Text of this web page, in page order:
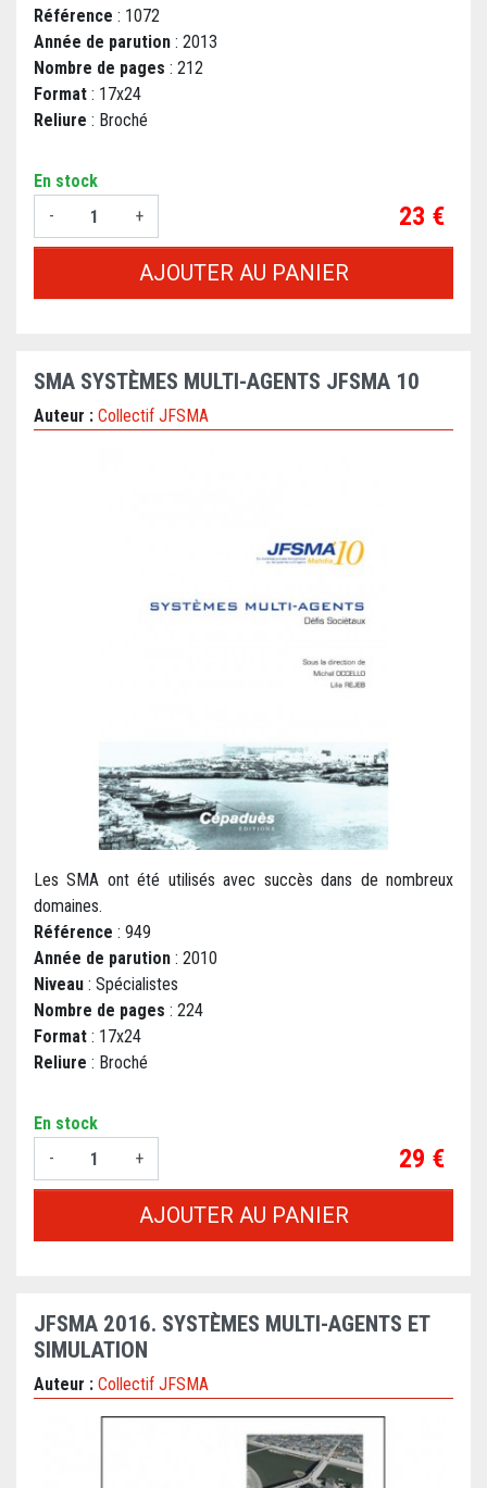
Référence : 1072
Année de parution : 2013
Nombre de pages : 212
Format : 17x24
Reliure : Broché
En stock
-
+ Prix
23 €
AJOUTER AU PANIER
SMA SYSTÈMES MULTI-AGENTS JFSMA 10
Auteur : Collectif JFSMA
Les SMA ont été utilisés avec succès dans de nombreux
domaines.
Référence : 949
Année de parution : 2010
Niveau : Spécialistes
Nombre de pages : 224
Format : 17x24
Reliure : Broché
En stock
-
+ Prix
29 €
AJOUTER AU PANIER
JFSMA 2016. SYSTÈMES MULTI-AGENTS ET
SIMULATION
Auteur : Collectif JFSMA